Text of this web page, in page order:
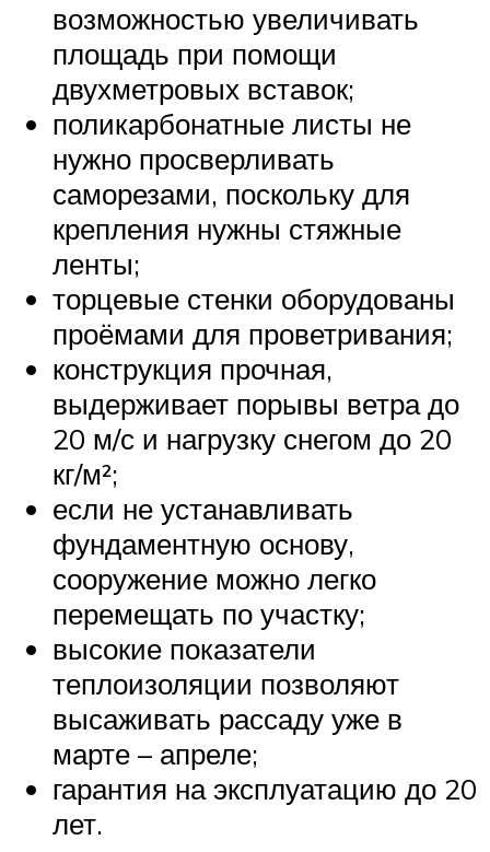
возможностью увеличивать
площадь при помощи
двухметровых вставок;
поликарбонатные листы не
нужно просверливать
саморезами, поскольку для
крепления нужны стяжные
ленты;
торцевые стенки оборудованы
проёмами для проветривания;
конструкция прочная,
выдерживает порывы ветра до
20 м/с и нагрузку снегом до 20
кг/м²;
если не устанавливать
фундаментную основу,
сооружение можно легко
перемещать по участку;
высокие показатели
теплоизоляции позволяют
высаживать рассаду уже в
марте – апреле;
гарантия на эксплуатацию до 20
лет.